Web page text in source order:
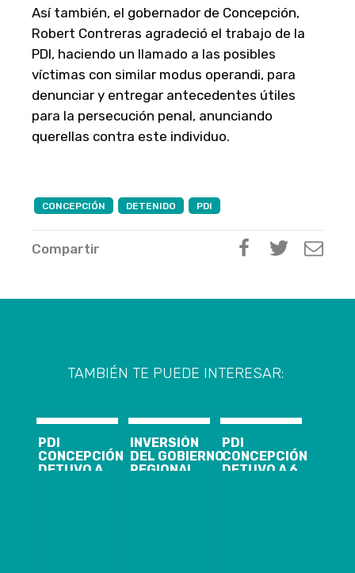
Así también, el gobernador de Concepción,
Robert Contreras agradeció el trabajo de la
PDI, haciendo un llamado a las posibles
víctimas con similar modus operandi, para
denunciar y entregar antecedentes útiles
para la persecución penal, anunciando
querellas contra este individuo.
CONCEPCIÓN DETENIDO PDI
Compartir
TAMBIÉN TE PUEDE INTERESAR:
PDI
CONCEPCIÓN
DETUVO A
INVERSIÓN
DEL GOBIERNO
REGIONAL
PDI
CONCEPCIÓN
DETUVO A 6